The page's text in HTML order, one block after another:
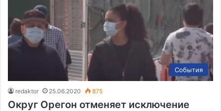
События
redaktor 25.06.2020 875
Округ Орегон отменяет исключение